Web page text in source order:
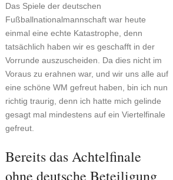
Das Spiele der deutschen
Fußballnationalmannschaft war heute
einmal eine echte Katastrophe, denn
tatsächlich haben wir es geschafft in der
Vorrunde auszuscheiden. Da dies nicht im
Voraus zu erahnen war, und wir uns alle auf
eine schöne WM gefreut haben, bin ich nun
richtig traurig, denn ich hatte mich gelinde
gesagt mal mindestens auf ein Viertelfinale
gefreut.
Bereits das Achtelfinale
ohne deutsche Beteiligung